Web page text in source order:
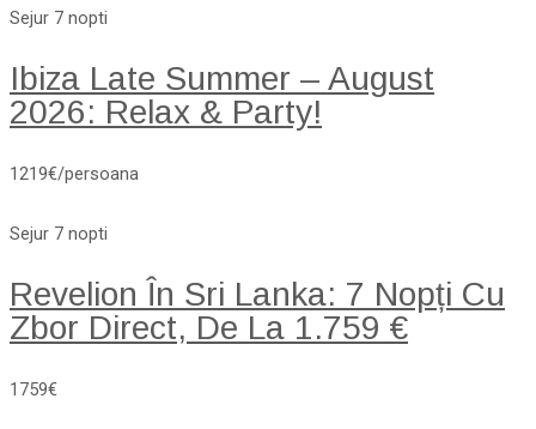
Sejur 7 nopti
Ibiza Late Summer – August
2026: Relax & Party!
1219€/persoana
Sejur 7 nopti
Revelion În Sri Lanka: 7 Nopți Cu
Zbor Direct, De La 1.759 €
1759€